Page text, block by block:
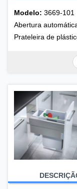
Modelo: 3669-101
Abertura
Prateleira de